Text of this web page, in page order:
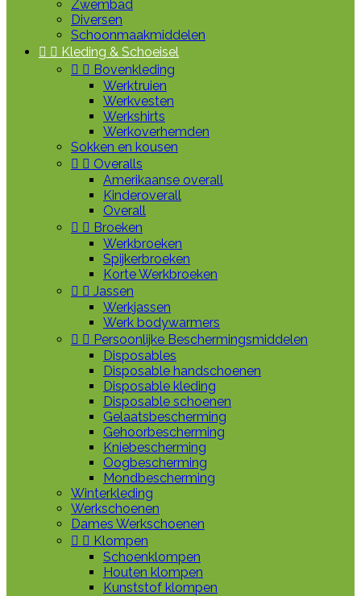
Zwembad
Diversen
Schoonmaakmiddelen
  Kleding & Schoeisel
  Bovenkleding
Werktruien
Werkvesten
Werkshirts
Werkoverhemden
Sokken en kousen
  Overalls
Amerikaanse overall
Kinderoverall
Overall
  Broeken
Werkbroeken
Spijkerbroeken
Korte Werkbroeken
  Jassen
Werkjassen
Werk bodywarmers
  Persoonlijke Beschermingsmiddelen
Disposables
Disposable handschoenen
Disposable kleding
Disposable schoenen
Gelaatsbescherming
Gehoorbescherming
Kniebescherming
Oogbescherming
Mondbescherming
Winterkleding
Werkschoenen
Dames Werkschoenen
  Klompen
Schoenklompen
Houten klompen
Kunststof klompen